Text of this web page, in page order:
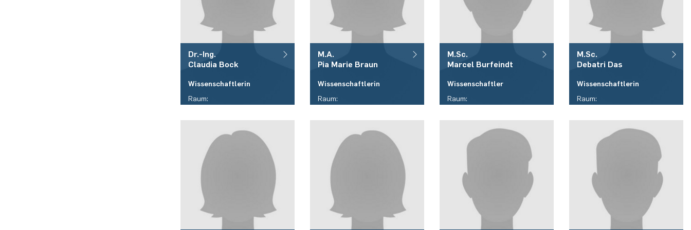
Dr.-Ing.
Claudia Bock
Wissenschaftlerin
Raum:
(+49)(0)234 / 32 - 23072
E-Mail:
claudia.bock(at)rub.de
M.A.
Pia Marie Braun
Wissenschaftlerin
Raum:
(+49)(0)234 / 32 - 24828
E-Mail:
pia.m.braun(at)rub.de
M.Sc.
Marcel Burfeindt
Wissenschaftler
Raum:
(+49)(0)234 / 32 - 29423
E-Mail:
marcel.burfeindt(at)rub.de
M.Sc.
Debatri Das
Wissenschaftlerin
Raum:
(+49)(0)234 / 32 - 24849
E-Mail: